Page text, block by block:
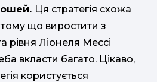
Ця стратегія схожа
що виростити з
рівня Ліонеля Мессі
вкласти багато. Цікаво,
користується